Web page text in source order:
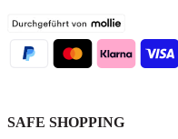
SAFE SHOPPING